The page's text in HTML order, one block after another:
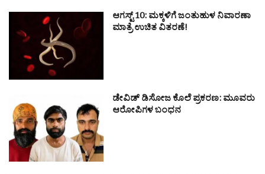
ಆಗಸ್ಟ್ 10: ಮಕ್ಕಳಿಗೆ ಜಂತುಹುಳ ನಿವಾರಣಾ
ಮಾತ್ರೆ ಉಚಿತ ವಿತರಣೆ!
ಡೇವಿಡ್ ಡಿಸೋಜ ಕೊಲೆ ಪ್ರಕರಣ: ಮೂವರು
ಆರೋಪಿಗಳ ಬಂಧನ